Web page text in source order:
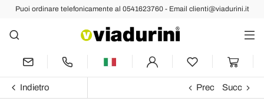
Puoi ordinare telefonicamente al 0541623760 - Email clienti@viadurini.it
Indietro Prec Succ